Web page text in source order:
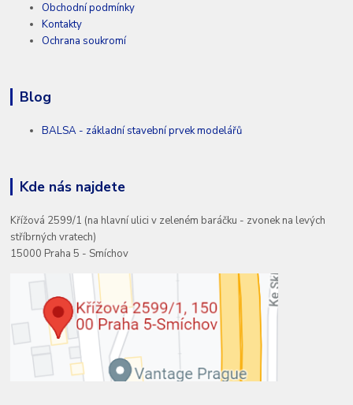
Obchodní podmínky
Kontakty
Ochrana soukromí
Blog
BALSA - základní stavební prvek modelářů
Kde nás najdete
Křížová 2599/1 (na hlavní ulici v zeleném baráčku - zvonek na levých
stříbrných vratech)
15000 Praha 5 - Smíchov